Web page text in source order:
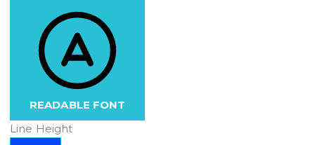
READABLE FONT
Line Height